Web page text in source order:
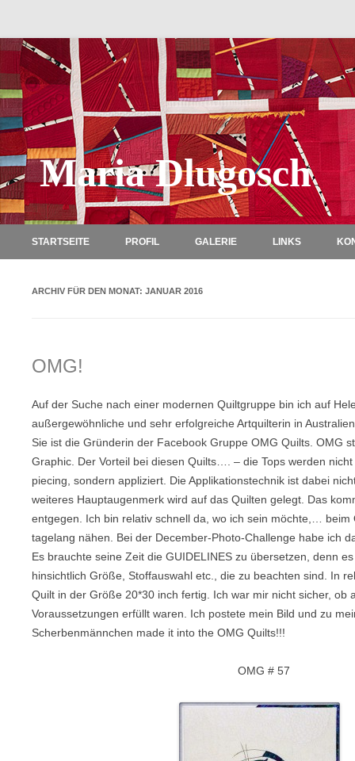
Maria Dlugosch
STARTSEITE PROFIL GALERIE LINKS
ARCHIV FÜR DEN MONAT: JANUAR 2016
OMG!
Auf der Suche nach einer modernen Quiltgruppe bin ich auf
außergewöhnliche und sehr erfolgreiche Artquilterin in
Sie ist die Gründerin der Facebook Gruppe OMG Quilts. OMG
Graphic. Der Vorteil bei diesen Quilts…. – die Tops werden
piecing, sondern appliziert. Die Applikationstechnik ist dabei
weiteres Hauptaugenmerk wird auf das Quilten gelegt. Das
entgegen. Ich bin relativ schnell da, wo ich sein möchte,… beim
tagelang nähen. Bei der December-Photo-Challenge habe ich
Es brauchte seine Zeit die GUIDELINES zu übersetzen, denn
hinsichtlich Größe, Stoffauswahl etc., die zu beachten sind. In
Quilt in der Größe 20*30 inch fertig. Ich war mir nicht sicher, ob
Voraussetzungen erfüllt waren. Ich postete mein Bild und zu
Scherbenmännchen made it into the OMG Quilts!!!
OMG # 57